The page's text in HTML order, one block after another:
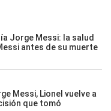
Jorge Messi: la salud
antes de su muerte
Messi, Lionel vuelve a
que tomó